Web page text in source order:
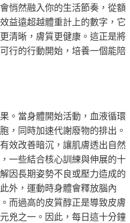
悄然融入你的生活節奏，從額
益遠超越體重計上的數字，它
清晰，膚質更健康。這正是將
行的行動開始，培養一個能陪
。當身體開始活動，血液循環
，同時加速代謝廢物的排出。
效改善暗沉，讓肌膚透出自然
一些結合核心訓練與伸展的十
因長期姿勢不良或壓力造成的
外，運動時身體會釋放腦內
而過高的皮質醇正是導致皮膚
兇之一。因此，每日這十分鐘